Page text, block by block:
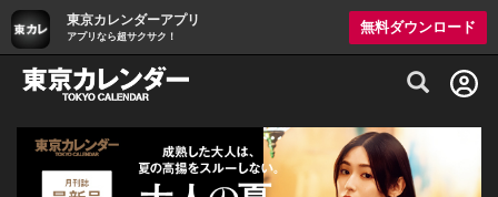
東京カレンダーアプリ
アプリなら超サクサク！
無料ダウンロード
グルメ情報・プレミアムレストラン予約